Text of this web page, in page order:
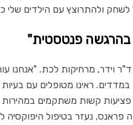
לשחק ולהתרוצץ עם הילדים שלי
בהרגשה פנטסטית"
וידר, מרחיקות לכת. "אנחנו
במדדים. ראינו מטופלים עם
קשות משתקמים
דה פראנס, נעזר בטיפול